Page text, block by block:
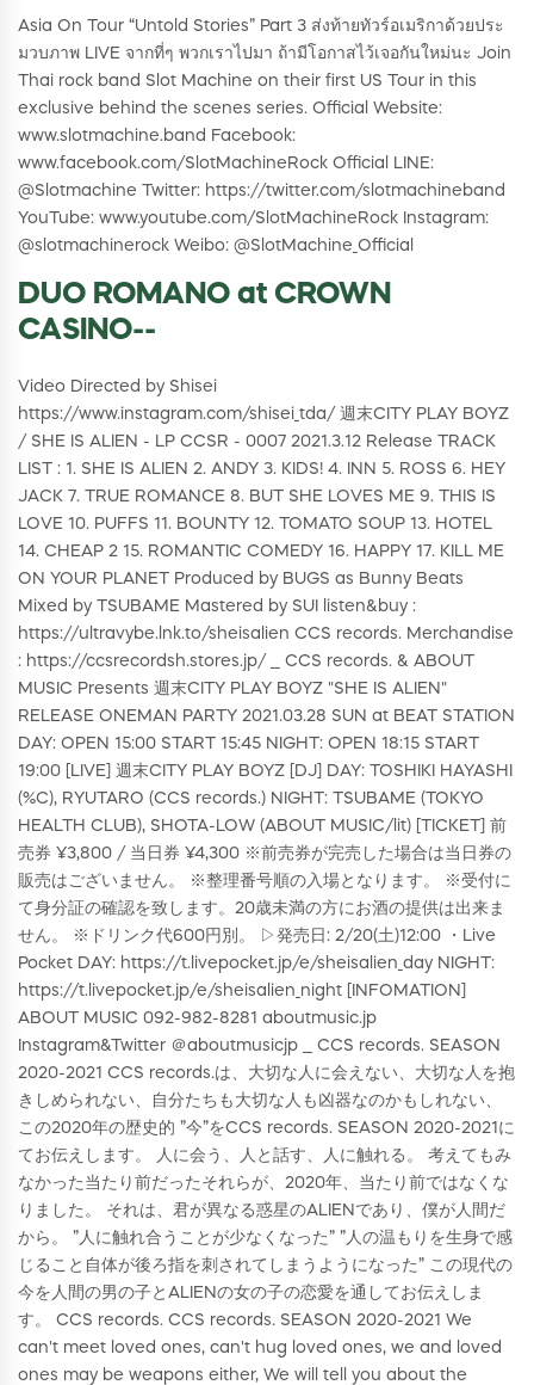
Asia On Tour “Untold Stories” Part 3 ส่งท้ายทัวร์อเมริกาด้วยประ
มวบภาพ LIVE จากที่ๆ พวกเราไปมา ถ้ามีโอกาสไว้เจอกันใหม่นะ Join
Thai rock band Slot Machine on their first US Tour in this
exclusive behind the scenes series. Official Website:
www.slotmachine.band Facebook:
www.facebook.com/SlotMachineRock Official LINE:
@Slotmachine Twitter: https://twitter.com/slotmachineband
YouTube: www.youtube.com/SlotMachineRock Instagram:
@slotmachinerock Weibo: @SlotMachine_Official
DUO ROMANO at CROWN
CASINO--
Video Directed by Shisei
https://www.instagram.com/shisei_tda/ 週末CITY PLAY BOYZ
/ SHE IS ALIEN - LP CCSR - 0007 2021.3.12 Release TRACK
LIST : 1. SHE IS ALIEN 2. ANDY 3. KIDS! 4. INN 5. ROSS 6. HEY
JACK 7. TRUE ROMANCE 8. BUT SHE LOVES ME 9. THIS IS
LOVE 10. PUFFS 11. BOUNTY 12. TOMATO SOUP 13. HOTEL
14. CHEAP 2 15. ROMANTIC COMEDY 16. HAPPY 17. KILL ME
ON YOUR PLANET Produced by BUGS as Bunny Beats
Mixed by TSUBAME Mastered by SUI listen&buy :
https://ultravybe.lnk.to/sheisalien CCS records. Merchandise
: https://ccsrecordsh.stores.jp/ __ CCS records. & ABOUT
MUSIC Presents 週末CITY PLAY BOYZ "SHE IS ALIEN"
RELEASE ONEMAN PARTY 2021.03.28 SUN at BEAT STATION
DAY: OPEN 15:00 START 15:45 NIGHT: OPEN 18:15 START
19:00 [LIVE] 週末CITY PLAY BOYZ [DJ] DAY: TOSHIKI HAYASHI
(%C), RYUTARO (CCS records.) NIGHT: TSUBAME (TOKYO
HEALTH CLUB), SHOTA-LOW (ABOUT MUSIC/lit) [TICKET] 前
売券 ¥3,800 / 当日券 ¥4,300 ※前売券が完売した場合は当日券の
販売はございません。 ※整理番号順の入場となります。 ※受付に
て身分証の確認を致します。20歳未満の方にお酒の提供は出来ま
せん。 ※ドリンク代600円別。 ▷発売日: 2/20(土)12:00 ・Live
Pocket DAY: https://t.livepocket.jp/e/sheisalien_day NIGHT:
https://t.livepocket.jp/e/sheisalien_night [INFOMATION]
ABOUT MUSIC 092-982-8281 aboutmusic.jp
Instagram&Twitter ＠aboutmusicjp __ CCS records. SEASON
2020-2021 CCS records.は、大切な人に会えない、大切な人を抱
きしめられない、自分たちも大切な人も凶器なのかもしれない、
この2020年の歴史的 ”今”をCCS records. SEASON 2020-2021に
てお伝えします。 人に会う、人と話す、人に触れる。 考えてもみ
なかった当たり前だったそれらが、2020年、当たり前ではなくな
りました。 それは、君が異なる惑星のALIENであり、僕が人間だ
から。 ”人に触れ合うことが少なくなった” ”人の温もりを生身で感
じること自体が後ろ指を刺されてしまうようになった” この現代の
今を人間の男の子とALIENの女の子の恋愛を通してお伝えしま
す。 CCS records. CCS records. SEASON 2020-2021 We
can't meet loved ones, can't hug loved ones, we and loved
ones may be weapons either, We will tell you about the